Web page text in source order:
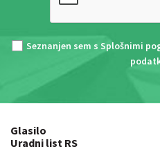
Seznanjen sem s Splošnimi
Glasilo
Uradni list RS